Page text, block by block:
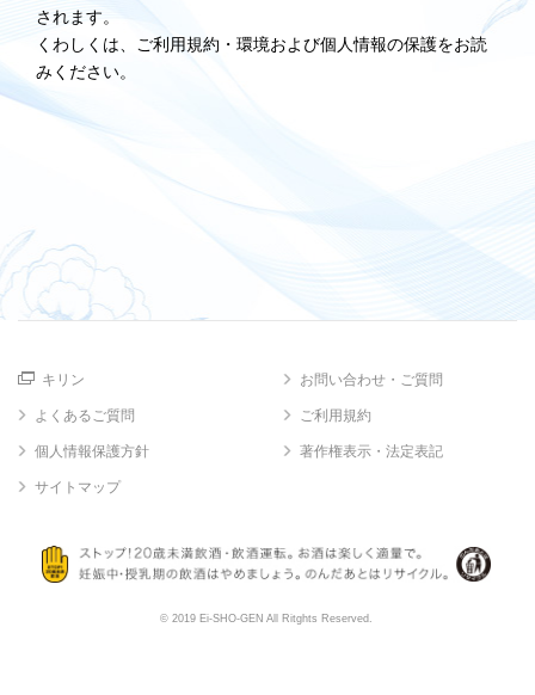
されます。
くわしくは、ご利用規約・環境および個人情報の保護をお読
みください。
キリン お問い合わせ・ご質問
よくあるご質問 ご利用規約
個人情報保護方針 著作権表示・法定表記
サイトマップ
© 2019 Ei-SHO-GEN All Ritghts Reserved.